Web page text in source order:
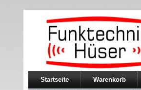
Startseite Warenkorb